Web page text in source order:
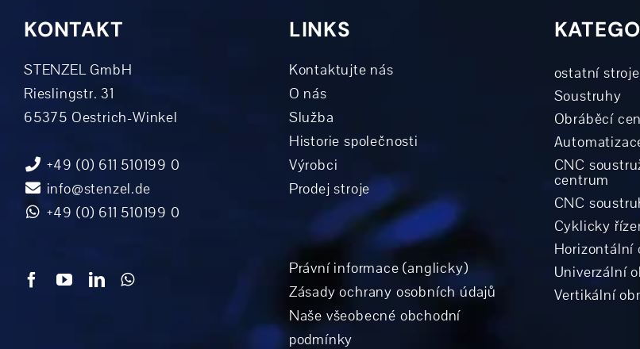
KONTAKT
STENZEL GmbH
Rieslingstr. 31
65375 Oestrich-Winkel
+49 (0) 611 510199 0
info@stenzel.de
+49 (0) 611 510199 0
LINKS
Kontaktujte nás
O nás
Služba
Historie společnosti
Výrobci
Prodej stroje
Právní informace (anglicky)
Zásady ochrany osobních údajů
Naše všeobecné obchodní
podmínky
ostatní stroje
Soustruhy
Obráběcí
CNC
centrum
CNC
Cyklicky
Horizontální
Univerzální
Vertikální